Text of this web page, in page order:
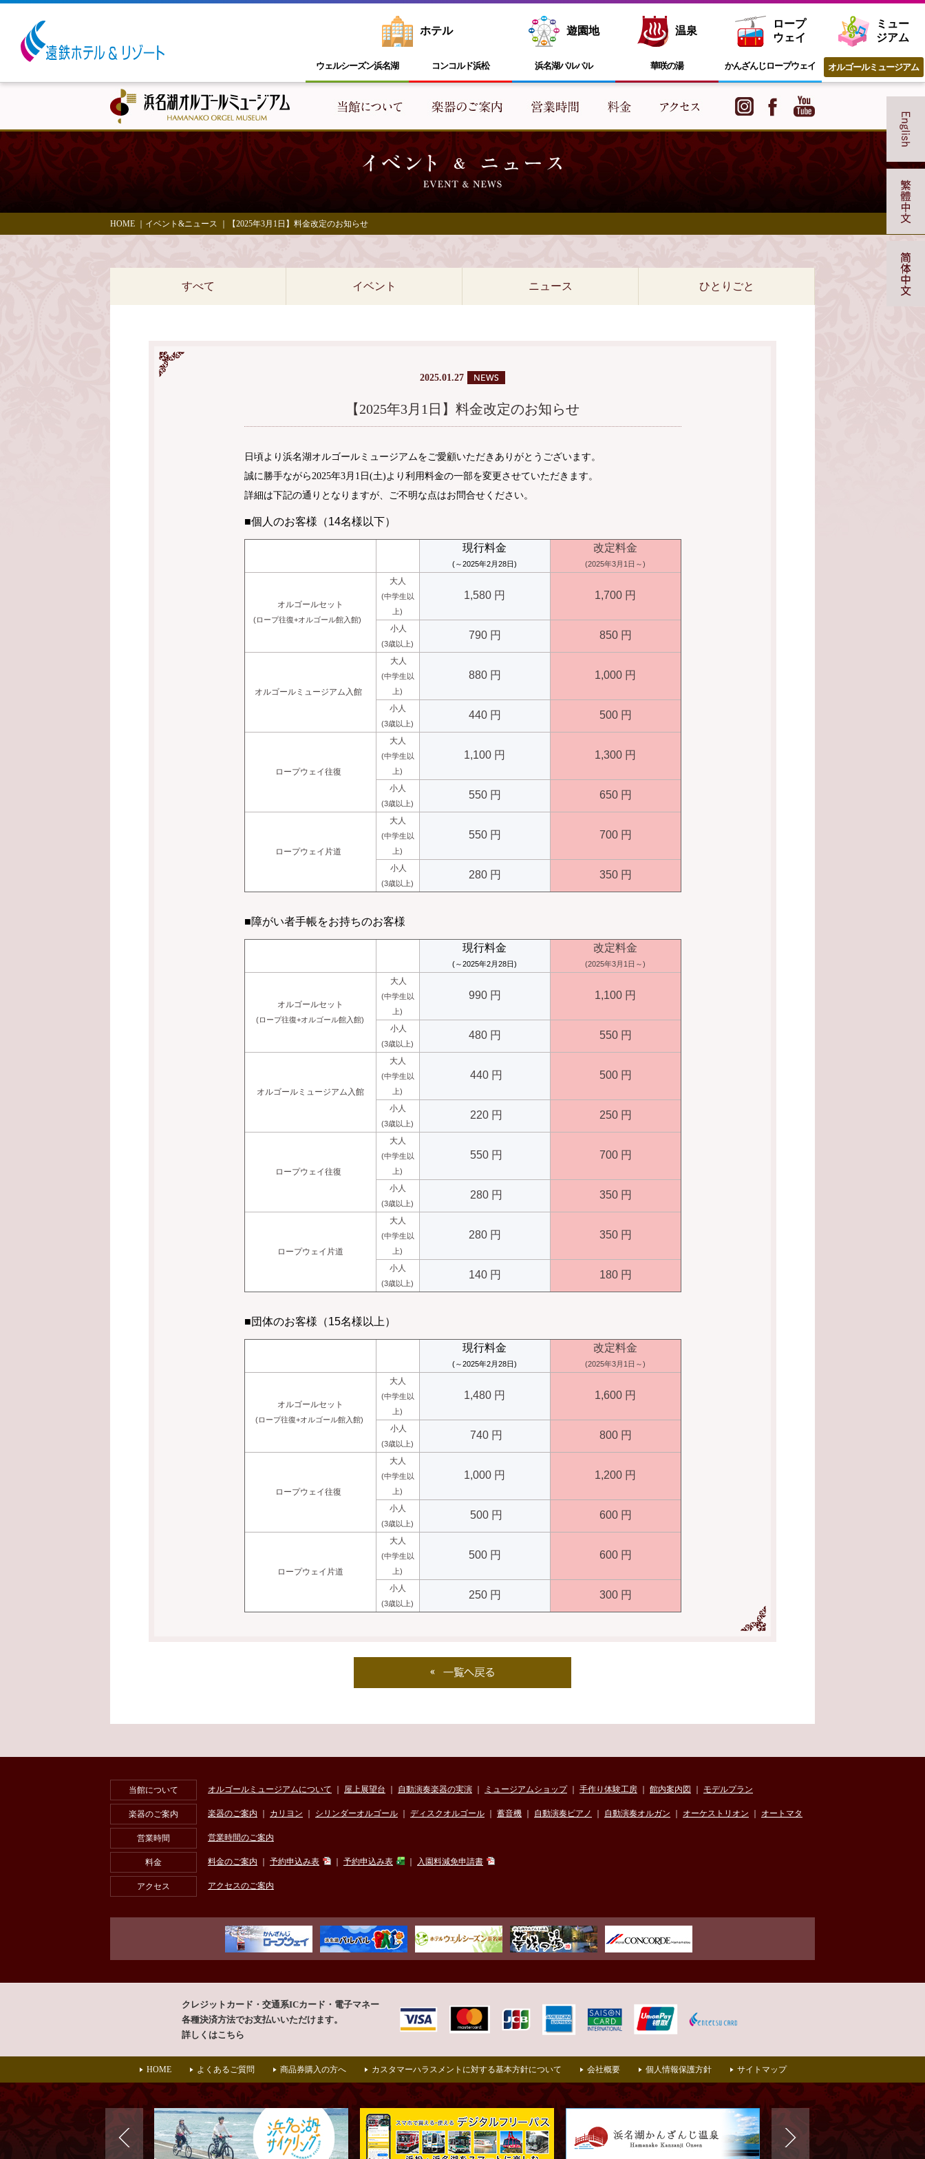
ホテル
ウェルシーズン浜名湖 コンコルド浜松
遊園地
浜名湖パルパル
温泉
華咲の湯
ロープ
ウェイ
かんざんじロープウェイ
ミュー
ジアム
オルゴールミュージアム
HOME イベント&ニュース 【2025年3月1日】料金改定のお知らせ
すべて イベント ニュース ひとりごと
2025.01.27
【2025年3月1日】料金改定のお知らせ
日頃より浜名湖オルゴールミュージアムをご愛顧いただきありがとうございます。
誠に勝手ながら2025年3月1日(土)より利用料金の一部を変更させていただきます。
詳細は下記の通りとなりますが、ご不明な点はお問合せください。
■個人のお客様（14名様以下）
現行料金
(～2025年2月28日)
改定料金
(2025年3月1日～)
オルゴールセット
(ロープ往復+オルゴール館入館)
大人
(中学生以
上)
1,580 円 1,700 円
小人
(3歳以上)
790 円 850 円
オルゴールミュージアム入館
大人
(中学生以
上)
880 円 1,000 円
小人
(3歳以上)
440 円 500 円
ロープウェイ往復
大人
(中学生以
上)
1,100 円 1,300 円
小人
(3歳以上)
550 円 650 円
ロープウェイ片道
大人
(中学生以
上)
550 円 700 円
小人
(3歳以上)
280 円 350 円
■障がい者手帳をお持ちのお客様
現行料金
(～2025年2月28日)
改定料金
(2025年3月1日～)
オルゴールセット
(ロープ往復+オルゴール館入館)
大人
(中学生以
上)
990 円 1,100 円
小人
(3歳以上)
480 円 550 円
オルゴールミュージアム入館
大人
(中学生以
上)
440 円 500 円
小人
(3歳以上)
220 円 250 円
ロープウェイ往復
大人
(中学生以
上)
550 円 700 円
小人
(3歳以上)
280 円 350 円
ロープウェイ片道
大人
(中学生以
上)
280 円 350 円
小人
(3歳以上)
140 円 180 円
■団体のお客様（15名様以上）
現行料金
(～2025年2月28日)
改定料金
(2025年3月1日～)
オルゴールセット
(ロープ往復+オルゴール館入館)
大人
(中学生以
上)
1,480 円 1,600 円
小人
(3歳以上)
740 円 800 円
ロープウェイ往復
大人
(中学生以
上)
1,000 円 1,200 円
小人
(3歳以上)
500 円 600 円
ロープウェイ片道
大人
(中学生以
上)
500 円 600 円
小人
(3歳以上)
250 円 300 円
当館について オルゴールミュージアムについて 屋上展望台 自動演奏楽器の実演 ミュージアムショップ｜ 手作り体験工房 館内案内図 モデルプラン
楽器のご案内 楽器のご案内 カリヨン シリンダーオルゴール ディスクオルゴール 蓄音機 自動演奏ピアノ 自動演奏オルガン オーケストリオン オートマタ
営業時間 営業時間のご案内
料金 料金のご案内 予約申込み表 予約申込み表 入園料減免申請書
アクセス アクセスのご案内
クレジットカード・交通系ICカード・ 電子マネー
各種決済方法でお支払いいただけます。
詳しくはこちら
HOME よくあるご質問 商品券購入の方へ カスタマーハラスメントに対する基本方針について 会社概要 個人情報保護方針 サイトマップ